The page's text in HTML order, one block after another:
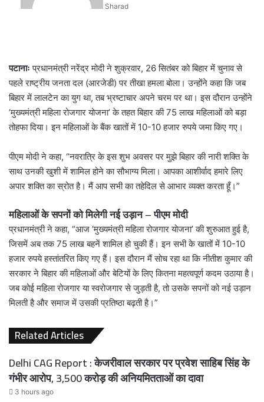
Sharad
पटानाःप्रधानमंत्री नरेंद्र मोदी ने शुक्रवार, 26 सितंबर को बिहार में चुनाव से
पहले राष्ट्रीय जनता दल (आरजेडी) पर तीखा हमला बोला। उन्होंने कहा कि जब
बिहार में लालटेन का युग था, तब भ्रष्टाचार अपने चरम पर था। इस दौरान उन्होंने
‘मुख्यमंत्री महिला रोजगार योजना’ के तहत बिहार की 75 लाख महिलाओं को बड़ा
तोहफा दिया। इन महिलाओं के बैंक खातों में 10-10 हजार रुपये जमा किए गए।
पीएम मोदी ने कहा, “नवरात्रि के इस शुभ अवसर पर मुझे बिहार की नारी शक्ति के
साथ उनकी खुशी में शामिल होने का सौभाग्य मिला। आपका आशीर्वाद हमारे लिए
अपार शक्ति का स्रोत है। मैं आप सभी का तहेदिल से आभार व्यक्त करता हूँ।”
महिलाओं के सपनों को मिलेगी नई उड़ान – पीएम मोदी
प्रधानमंत्री ने कहा, “आज ‘मुख्यमंत्री महिला रोजगार योजना’ की शुरुआत हुई है,
जिसमें अब तक 75 लाख बहनें शामिल हो चुकी हैं। इन सभी के खातों में 10-10
हजार रुपये हस्तांतरित किए गए हैं। इस दौरान मैं सोच रहा था कि नीतीश कुमार की
सरकार ने बिहार की महिलाओं और बेटियों के लिए कितना महत्वपूर्ण कदम उठाया है।
जब कोई महिला रोजगार या स्वरोजगार से जुड़ती है, तो उसके सपनों को नई उड़ान
मिलती है और समाज में उसकी प्रतिष्ठा बढ़ती है।”
Related Articles
Delhi CAG Report : केजरीवाल सरकार पर प्रवेश साहिब सिंह के
गंभीर आरोप, 3,500 करोड़ की अनियमितताओं का दावा
3 hours ago